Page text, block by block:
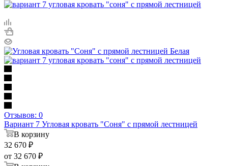
Отзывов: 0
Вариант 7 Угловая кровать "Соня" с прямой лестницей
В корзину
32 670 ₽
от 32 670 ₽